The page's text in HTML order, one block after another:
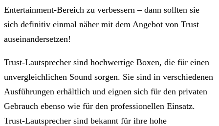
Entertainment-Bereich zu verbessern – dann sollten sie
sich definitiv einmal näher mit dem Angebot von Trust
auseinandersetzen!
Trust-Lautsprecher sind hochwertige Boxen, die für einen
unvergleichlichen Sound sorgen. Sie sind in verschiedenen
Ausführungen erhältlich und eignen sich für den privaten
Gebrauch ebenso wie für den professionellen Einsatz.
Trust-Lautsprecher sind bekannt für ihre hohe